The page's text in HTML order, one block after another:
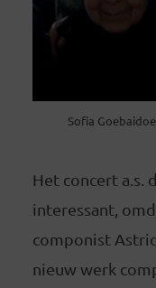
Sofia
Het concert a.s.
interessant,
componist
nieuw werk